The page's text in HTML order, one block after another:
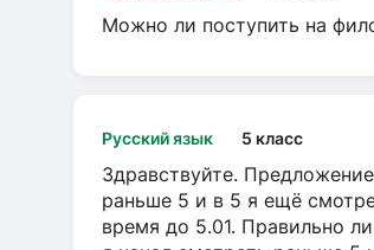
Можно ли поступить на
Русский язык 5 класс
Здравствуйте.
раньше 5 и в 5 я ещё
время до 5.01. Правильно